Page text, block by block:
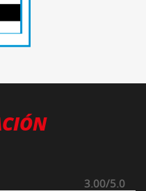
3.00/5.0